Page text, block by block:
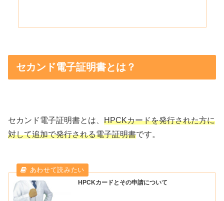
セカンド電子証明書とは？
セカンド電子証明書とは、 HPCKカードを発行された方に
対して追加で発行される電子証明書です。
HPCKカードとその申請について